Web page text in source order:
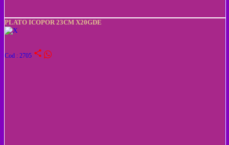
PLATO ICOPOR 23CM X20GDE
Cod : 2705 share